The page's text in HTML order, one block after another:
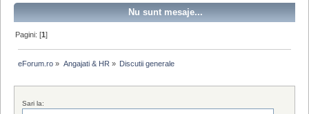
Nu sunt mesaje...
Pagini: [1]
eForum.ro » Angajati & HR » Discutii generale
Sari la: